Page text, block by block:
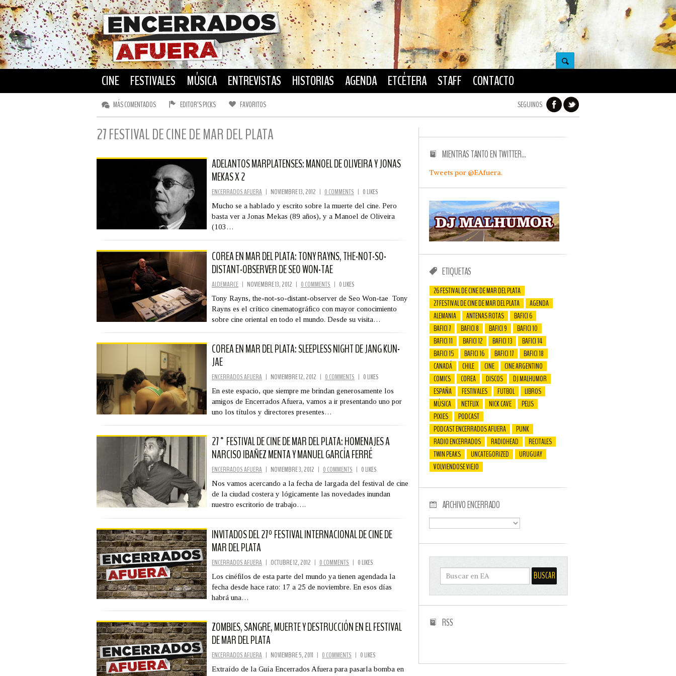
CINE FESTIVALES MÚSICA ENTREVISTAS HISTORIAS AGENDA ETCÉTERA STAFF CONTACTO
SEGUINOS
MÁS COMENTADOS EDITOR’S PICKS FAVORITOS
27 FESTIVAL DE CINE DE MAR DEL PLATA
ADELANTOS MARPLATENSES: MANOEL DE OLIVEIRA Y JONAS
MEKAS X 2
ENCERRADOS AFUERA | NOVIEMBRE 13, 2012 | 0 COMMENTS | 0 LIKES
Mucho se a hablado y escrito sobre la muerte del cine. Pero
basta ver a Jonas Mekas (89 años), y a Manoel de Oliveira
(103…
COREA EN MAR DEL PLATA: TONY RAYNS, THE-NOT-SO-
DISTANT-OBSERVER DE SEO WON-TAE
ALDEMARCE | NOVIEMBRE 13, 2012 | 0 COMMENTS | 0 LIKES
Tony Rayns, the-not-so-distant-observer de Seo Won-tae Tony
Rayns es el crítico cinematográfico con mayor conocimiento
sobre cine oriental en todo el mundo. Desde su visita…
COREA EN MAR DEL PLATA: SLEEPLESS NIGHT DE JANG KUN-
JAE
ENCERRADOS AFUERA | NOVIEMBRE 12, 2012 | 0 COMMENTS | 0 LIKES
En este espacio, que siempre me brindan generosamente los
amigos de Encerrados Afuera, vamos a ir presentando uno por
uno los títulos y directores presentes…
27° FESTIVAL DE CINE DE MAR DEL PLATA: HOMENAJES A
NARCISO IBAÑEZ MENTA Y MANUEL GARCÍA FERRÉ
ENCERRADOS AFUERA | NOVIEMBRE 3, 2012 | 0 COMMENTS | 0 LIKES
Nos vamos acercando a la fecha de largada del festival de cine
de la ciudad costera y lógicamente las novedades inundan
nuestro escritorio de trabajo….
INVITADOS DEL 27º FESTIVAL INTERNACIONAL DE CINE DE
MAR DEL PLATA
ENCERRADOS AFUERA | OCTUBRE 12, 2012 | 0 COMMENTS | 0 LIKES
Los cinéfilos de esta parte del mundo ya tienen agendada la
fecha desde hace rato: 17 a 25 de noviembre. En esos días
habrá una…
ZOMBIES, SANGRE, MUERTE Y DESTRUCCIÓN EN EL FESTIVAL
DE MAR DEL PLATA
ENCERRADOS AFUERA | NOVIEMBRE 5, 2011 | 0 COMMENTS | 0 LIKES
Extraído de la Guía Encerrados Afuera para pasarla bomba en
MIENTRAS TANTO EN TWITTER…
Tweets por @EAfuera.
ETIQUETAS
26 FESTIVAL DE CINE DE MAR DEL PLATA
27 FESTIVAL DE CINE DE MAR DEL PLATA
AGENDA
ALEMANIA
ANTENAS ROTAS
BAFICI 6
BAFICI 7
BAFICI 8 BAFICI 9
BAFICI 10
BAFICI 11
BAFICI 12 BAFICI 13
BAFICI 14
BAFICI 15
BAFICI 16 BAFICI 17
BAFICI 18
CANADÁ
CHILE CINE
CINE ARGENTINO
COMICS
COREA DISCOS
DJ MALHUMOR
ESPAÑA
FESTIVALES FUTBOL
LIBROS
MÚSICA
NETFLIX NICK CAVE
PELIS
PIXIES
PODCAST
PODCAST ENCERRADOS AFUERA
PUNK
RADIO ENCERRADOS
RADIOHEAD
RECITALES
TWIN PEAKS
UNCATEGORIZED
URUGUAY
VOLVIENDOSE VIEJO
ARCHIVO ENCERRADO
RSS